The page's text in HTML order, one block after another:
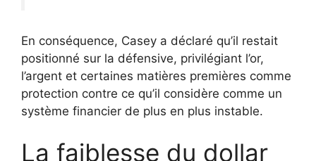
En conséquence, Casey a déclaré qu’il restait
positionné sur la défensive, privilégiant l’or,
l’argent et certaines matières premières comme
protection contre ce qu’il considère comme un
système financier de plus en plus instable.
La faiblesse du dollar